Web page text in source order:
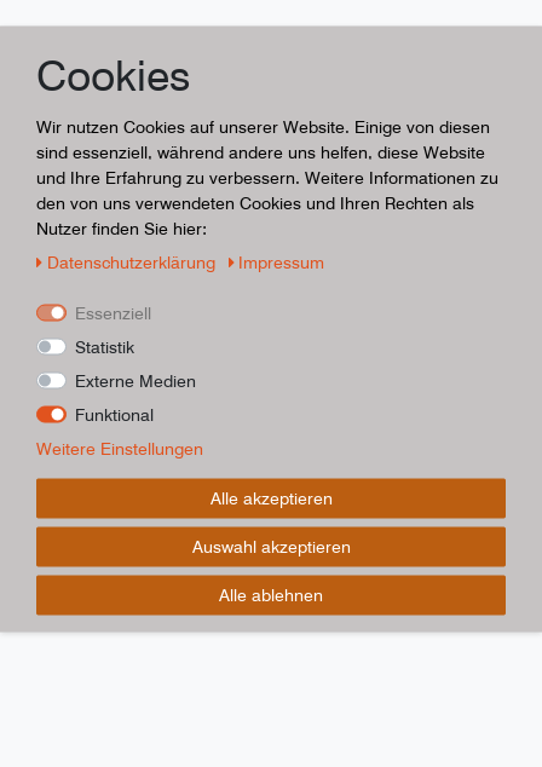
Social Media
Cookies
Wir nutzen Cookies auf unserer Website. Einige von diesen
sind essenziell, während andere uns helfen, diese Website
und Ihre Erfahrung zu verbessern. Weitere Informationen zu
den von uns verwendeten Cookies und Ihren Rechten als
Nutzer finden Sie hier:
Daten­schutz­erklärung
Impressum
Essenziell
Statistik
Externe Medien
Funktional
Weitere Einstellungen
Alle akzeptieren
Auswahl akzeptieren
Alle ablehnen